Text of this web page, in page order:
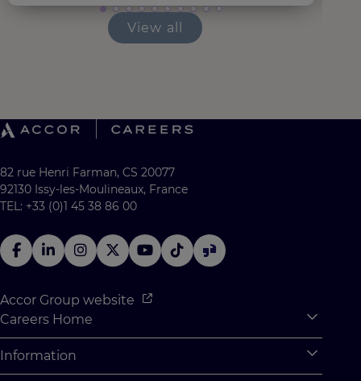
View all
82 rue Henri Farman, CS 20077
92130 Issy-les-Moulineaux, France
TEL: +33 (0)1 45 38 86 00
Accor Group website
Careers Home
Why Join Accor
Information